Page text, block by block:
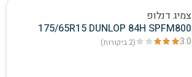
צמיג דנלופ
175/65R15 DUNLOP 84H SPFM800
3.0
(2 ביקורות)